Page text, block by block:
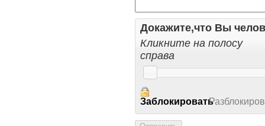
Докажите,что Вы
Кликните на полосу
справа
Заблокировать